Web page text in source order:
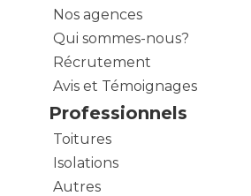
Nos agences
Qui sommes-nous?
Récrutement
Avis et Témoignages
Professionnels
Toitures
Isolations
Autres